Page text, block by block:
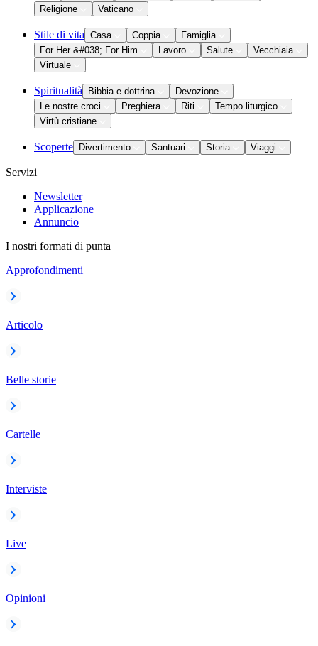
Religione
Vaticano
Stile di vita Casa Coppia
Famiglia
For Her &#038; For Him
Lavoro Salute
Vecchiaia
Virtuale
Spiritualità Bibbia e dottrina
Devozione
Le nostre croci
Preghiera Riti
Tempo liturgico
Virtù cristiane
Scoperte Divertimento Santuari Storia Viaggi
Servizi
Newsletter
Applicazione
Annuncio
I nostri formati di punta
Approfondimenti
Articolo
Belle storie
Cartelle
Interviste
Live
Opinioni